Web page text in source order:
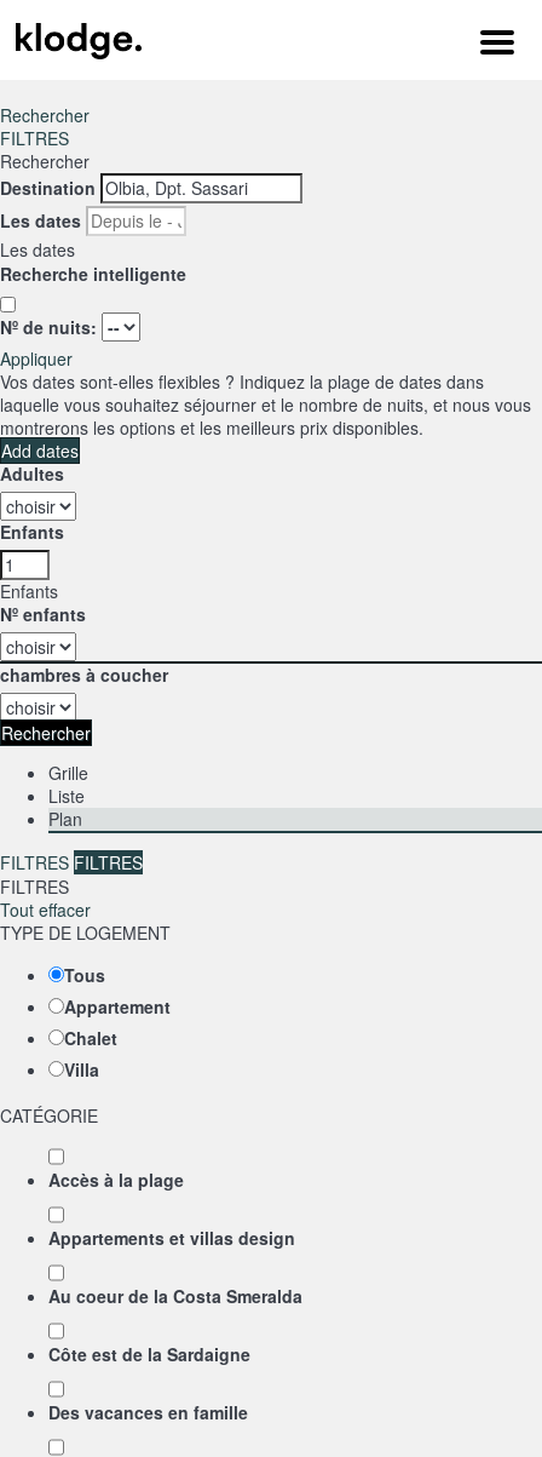
Menu
Rechercher
FILTRES
Rechercher
Destination
Les dates
Les dates
Recherche intelligente
Nº de nuits:
Appliquer
Vos dates sont-elles flexibles ? Indiquez la plage de dates dans
laquelle vous souhaitez séjourner et le nombre de nuits, et nous vous
montrerons les options et les meilleurs prix disponibles.
Add dates
Adultes
Enfants
Enfants
Nº enfants
chambres à coucher
Rechercher
Grille
Liste
Plan
FILTRES FILTRES
FILTRES
Tout effacer
TYPE DE LOGEMENT
Tous
Appartement
Chalet
Villa
CATÉGORIE
Accès à la plage
Appartements et villas design
Au coeur de la Costa Smeralda
Côte est de la Sardaigne
Des vacances en famille